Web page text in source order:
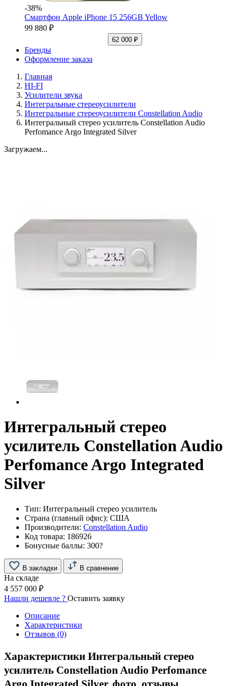
-38%
Смартфон Apple iPhone 15 256GB Yellow
99 880 ₽
62 000 ₽
Бренды
Оформление заказа
Главная
HI-FI
Усилители звука
Интегральные стереоусилители
Интегральные стереоусилители Constellation Audio
Интегральный стерео усилитель Constellation Audio
Perfomance Argo Integrated Silver
Загружаем...
Интегральный стерео
усилитель Constellation Audio
Perfomance Argo Integrated
Silver
Тип: Интегральный стерео усилитель
Страна (главный офис): США
Производители: Constellation Audio
Код товара: 186926
Бонусные баллы: 300?
В закладки В сравнение
На складе
4 557 000 ₽
Нашли дешевле ? Оставить заявку
Описание
Характеристики
Отзывов (0)
Характеристики Интегральный стерео
усилитель Constellation Audio Perfomance